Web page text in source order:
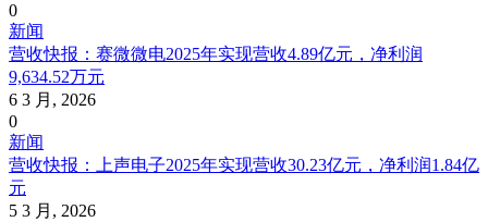
0
新闻
营收快报：赛微微电2025年实现营收4.89亿元，净利润
9,634.52万元
6 3 月, 2026
0
新闻
营收快报：上声电子2025年实现营收30.23亿元，净利润1.84亿
元
5 3 月, 2026